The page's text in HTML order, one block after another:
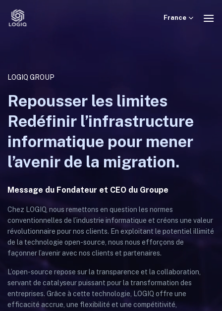
France
LOGIQ GROUP
Repousser les limites
Redéfinir l’infrastructure
informatique pour mener
l’avenir de la migration.
Message du Fondateur et CEO du Groupe
Chez LOGIQ, nous remettons en question les normes
conventionnelles de l’industrie informatique et créons une valeur
révolutionnaire pour nos clients. En exploitant le potentiel illimité
de la technologie open-source, nous nous efforçons de
façonner l’avenir avec nos clients et partenaires.
L’open-source repose sur la transparence et la collaboration,
servant de catalyseur puissant pour la transformation des
entreprises. Grâce à cette technologie, LOGIQ offre une
efficacité accrue, une flexibilité et une compétitivité,